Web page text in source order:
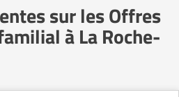
sur les Offres
à La Roche-